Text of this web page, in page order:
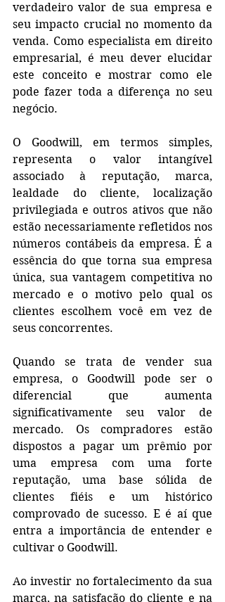
verdadeiro valor de sua empresa e
seu impacto crucial no momento da
venda. Como especialista em direito
empresarial, é meu dever elucidar
este conceito e mostrar como ele
pode fazer toda a diferença no seu
negócio.
O Goodwill, em termos simples,
representa o valor intangível
associado à reputação, marca,
lealdade do cliente, localização
privilegiada e outros ativos que não
estão necessariamente refletidos nos
números contábeis da empresa. É a
essência do que torna sua empresa
única, sua vantagem competitiva no
mercado e o motivo pelo qual os
clientes escolhem você em vez de
seus concorrentes.
Quando se trata de vender sua
empresa, o Goodwill pode ser o
diferencial que aumenta
significativamente seu valor de
mercado. Os compradores estão
dispostos a pagar um prêmio por
uma empresa com uma forte
reputação, uma base sólida de
clientes fiéis e um histórico
comprovado de sucesso. E é aí que
entra a importância de entender e
cultivar o Goodwill.
Ao investir no fortalecimento da sua
marca, na satisfação do cliente e na